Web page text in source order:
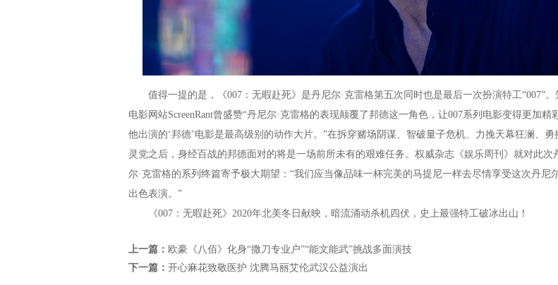
值得一提的是，《007：无暇赴死》是丹尼尔·克雷格第五次同时也是最后一次扮演特工“007”。
电影网站ScreenRant曾盛赞“丹尼尔·克雷格的表现颠覆了邦德这一角色，让007系列电影变得更加精
他出演的‘邦德’电影是最高级别的动作大片。”在拆穿赌场阴谋、智破量子危机、力挽天幕狂澜、勇
灵党之后，身经百战的邦德面对的将是一场前所未有的艰难任务。权威杂志《娱乐周刊》就对此次
尔·克雷格的系列终篇寄予极大期望：“我们应当像品味一杯完美的马提尼一样去尽情享受这次丹尼
出色表演。”
《007：无暇赴死》2020年北美冬日献映，暗流涌动杀机四伏，史上最强特工破冰出山！
上一篇： 欧豪《八佰》化身“撒刀专业户”“能文能武”挑战多面演技
下一篇： 开心麻花致敬医护 沈腾马丽艾伦武汉公益演出